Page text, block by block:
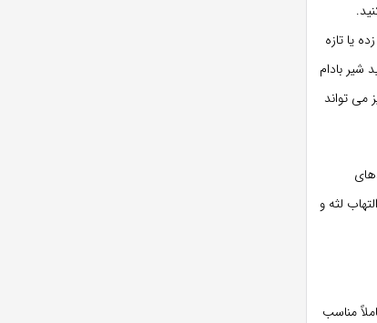
یا تازه
شیر بادام
می تواند
لثه و
مناسب